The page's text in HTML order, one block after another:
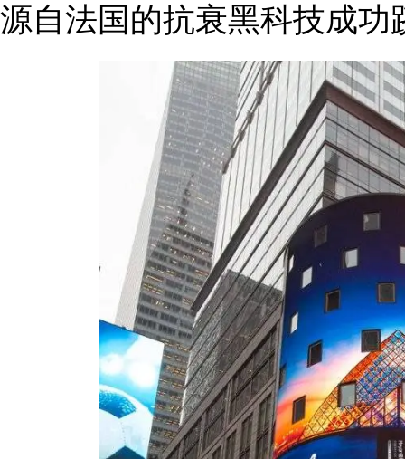
源自法国的抗衰黑科技成功